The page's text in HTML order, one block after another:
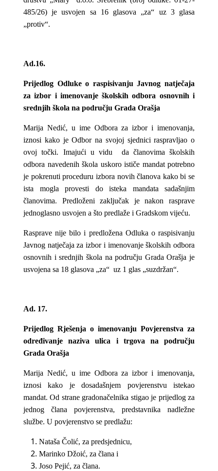
485/26) je usvojen sa 16 glasova „za“ uz 3 glasa
„protiv“.
Ad.16.
Prijedlog Odluke o raspisivanju Javnog natječaja
za izbor i imenovanje školskih odbora osnovnih i
srednjih škola na području Grada Orašja
Marija Nedić, u ime Odbora za izbor i imenovanja,
iznosi kako je Odbor na svojoj sjednici raspravljao o
ovoj točki. Imajući u vidu da članovima školskih
odbora navedenih škola uskoro ističe mandat potrebno
je pokrenuti proceduru izbora novih članova kako bi se
ista mogla provesti do isteka mandata sadašnjim
članovima. Predloženi zaključak je nakon rasprave
jednoglasno usvojen a što predlaže i Gradskom vijeću.
Rasprave nije bilo i predložena Odluka o raspisivanju
Javnog natječaja za izbor i imenovanje školskih odbora
osnovnih i srednjih škola na području Grada Orašja je
usvojena sa 18 glasova „za“ uz 1 glas „suzdržan“.
Ad. 17.
Prijedlog Rješenja o imenovanju Povjerenstva za
određivanje naziva ulica i trgova na području
Grada Orašja
Marija Nedić, u ime Odbora za izbor i imenovanja,
iznosi kako je dosadašnjem povjerenstvu istekao
mandat. Od strane gradonačelnika stigao je prijedlog za
jednog člana povjerenstva, predstavnika nadležne
službe. U povjerenstvo se predlažu:
Nataša Čolić, za predsjednicu,
Marinko Džoić, za člana i
Joso Pejić, za člana.